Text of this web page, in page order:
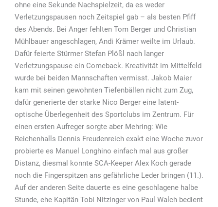
ohne eine Sekunde Nachspielzeit, da es weder
Verletzungspausen noch Zeitspiel gab – als besten Pfiff
des Abends. Bei Anger fehlten Tom Berger und Christian
Mühlbauer angeschlagen, Andi Krämer weilte im Urlaub.
Dafür feierte Stürmer Stefan Plößl nach langer
Verletzungspause ein Comeback. Kreativität im Mittelfeld
wurde bei beiden Mannschaften vermisst. Jakob Maier
kam mit seinen gewohnten Tiefenbällen nicht zum Zug,
dafür generierte der starke Nico Berger eine latent-
optische Überlegenheit des Sportclubs im Zentrum. Für
einen ersten Aufreger sorgte aber Mehring: Wie
Reichenhalls Dennis Freudenreich exakt eine Woche zuvor
probierte es Manuel Longhino einfach mal aus großer
Distanz, diesmal konnte SCA-Keeper Alex Koch gerade
noch die Fingerspitzen ans gefährliche Leder bringen (11.).
Auf der anderen Seite dauerte es eine geschlagene halbe
Stunde, ehe Kapitän Tobi Nitzinger von Paul Walch bedient